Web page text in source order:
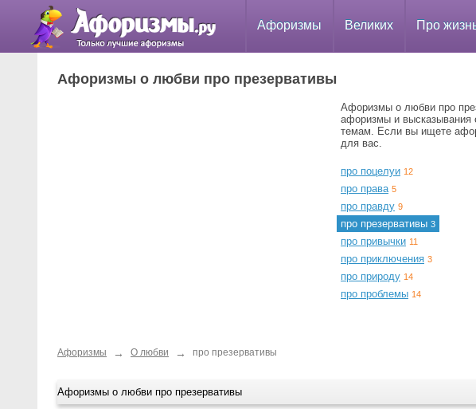
Афоризмы Великих Про
Афоризмы о любви про презервативы
Афоризмы о любви про
афоризмы и высказывания
темам. Если вы ищете
для вас.
про поцелуи 12
про права 5
про правду 9
про презервативы 3
про привычки 11
про приключения 3
про природу 14
про проблемы 14
Афоризмы → О любви → про презервативы
Афоризмы о любви про презервативы